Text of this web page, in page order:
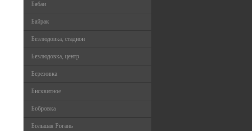
Бабаи
Байрак
Безлюдовка, стадион
Безлюдовка, центр
Березовка
Бисквитное
Бобровка
Большая Рогань